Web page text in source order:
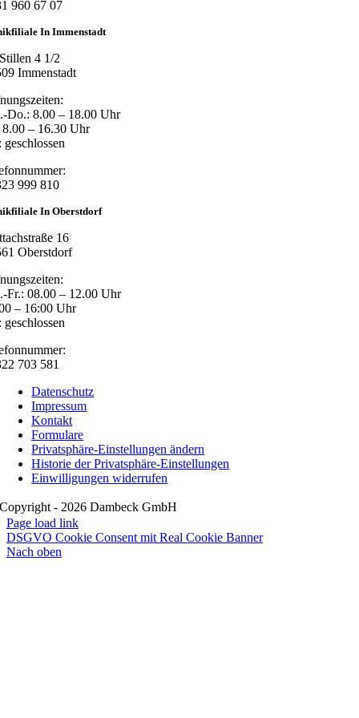
960 67 07
In Immenstadt
4 1/2
Immenstadt
Do.: 8.00 – 18.00 Uhr
8.00 – 16.30 Uhr
geschlossen
999 810
In Oberstdorf
16
Oberstdorf
Fr.: 08.00 – 12.00 Uhr
– 16:00 Uhr
geschlossen
703 581
Datenschutz
Impressum
Kontakt
Formulare
Privatsphäre-Einstellungen ändern
Historie der Privatsphäre-Einstellungen
Einwilligungen widerrufen
Copyright - 2026 Dambeck GmbH
Page load link
DSGVO Cookie Consent mit Real Cookie Banner
Nach oben